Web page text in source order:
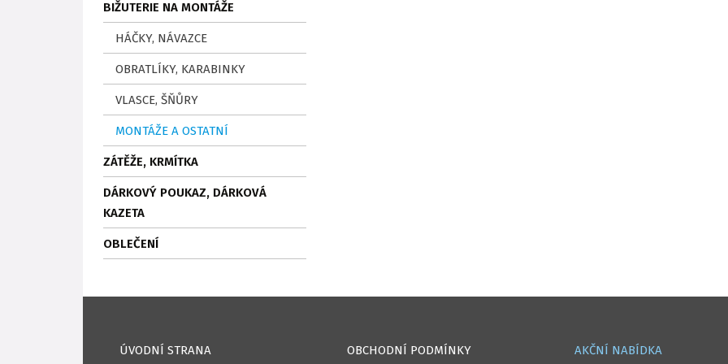
BIŽUTERIE NA MONTÁŽE
HÁČKY, NÁVAZCE
OBRATLÍKY, KARABINKY
VLASCE, ŠŇŮRY
MONTÁŽE A OSTATNÍ
ZÁTĚŽE, KRMÍTKA
DÁRKOVÝ POUKAZ, DÁRKOVÁ
KAZETA
OBLEČENÍ
ÚVODNÍ STRANA OBCHODNÍ PODMÍNKY AKČNÍ NABÍDKA